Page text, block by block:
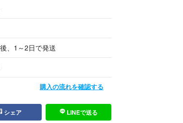
は5日以内にお知らせください。返
させていただきます。
お知らせくださいませ。
、1～2日で発送
購入の流れを確認する
シェア LINEで送る